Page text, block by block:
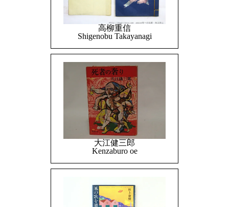
高柳重信
Shigenobu Takayanagi
大江健三郎
Kenzaburo oe